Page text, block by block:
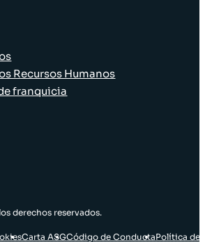
Recursos Humanos
franquicia
derechos reservados.
Carta ASGCódigo de ConductaPolítica de